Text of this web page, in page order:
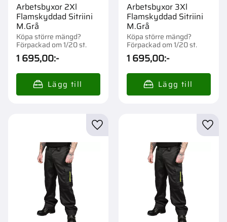
Arbetsbyxor 2Xl
Flamskyddad Sitriini
M.Grå
Köpa större mängd?
Förpackad om 1/20 st.
1 695,00:-
Arbetsbyxor 3Xl
Flamskyddad Sitriini
M.Grå
Köpa större mängd?
Förpackad om 1/20 st.
1 695,00:-
Lägg till i favoriter